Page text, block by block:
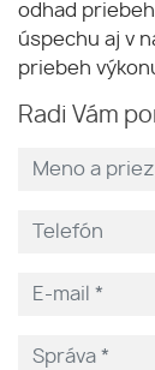
odhad
úspechu aj v
priebeh
Radi Vám